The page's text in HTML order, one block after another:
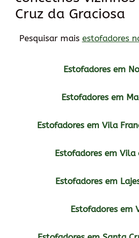
Cruz da Graciosa
Pesquisar mais estofadores
Estofadores em
Estofadores em
Estofadores em Vila
Estofadores em Vila
Estofadores em
Estofadores em